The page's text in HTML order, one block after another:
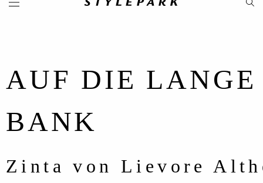
AUF DIE LANGE
BANK
Zinta von Lievore